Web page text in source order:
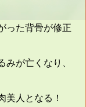
った背骨が修正
が亡くなり、
人となる！